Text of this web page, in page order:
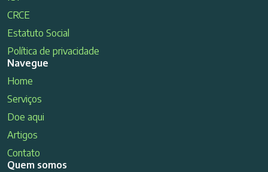
CRCE
Estatuto Social
Política de privacidade
Navegue
Home
Serviços
Doe aqui
Artigos
Contato
Quem somos